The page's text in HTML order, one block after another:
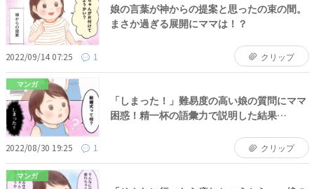
娘の言葉が神からの提案と思ったの束の間。
まさか過ぎる展開にママは！？
2022/09/14 07:25 1 クリップ
マンガ
「しまった！」難易度の高い娘の質問にママ
困惑！精一杯の語彙力で説明した結果…
2022/08/30 19:25 1 クリップ
マンガ